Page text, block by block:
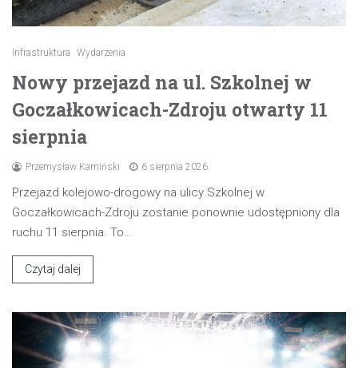
Infrastruktura Wydarzenia
Nowy przejazd na ul. Szkolnej w
Goczałkowicach-Zdroju otwarty 11
sierpnia
Przemysław Kamiński 6 sierpnia 2026
Przejazd kolejowo-drogowy na ulicy Szkolnej w
Goczałkowicach-Zdroju zostanie ponownie udostępniony dla
ruchu 11 sierpnia. To…
Czytaj dalej